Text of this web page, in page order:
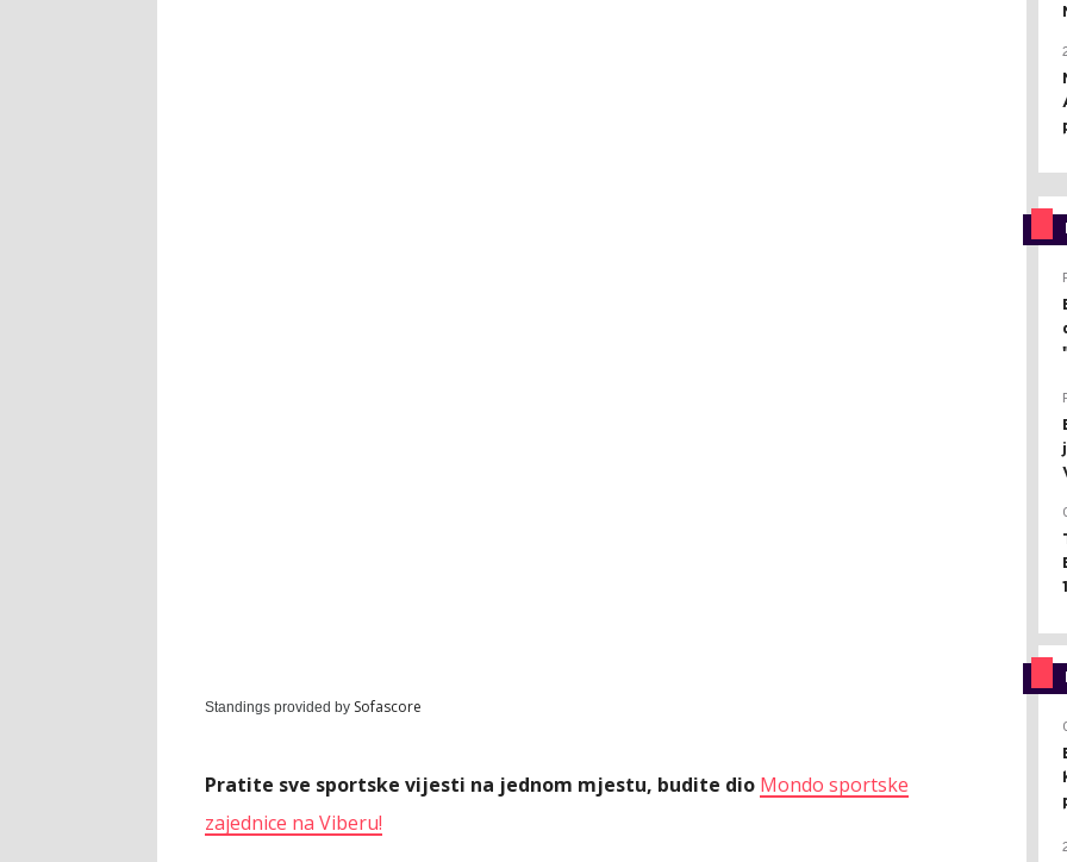
Standings provided by Sofascore
Pratite sve sportske vijesti na jednom mjestu, budite dio Mondo sportske
zajednice na Viberu!